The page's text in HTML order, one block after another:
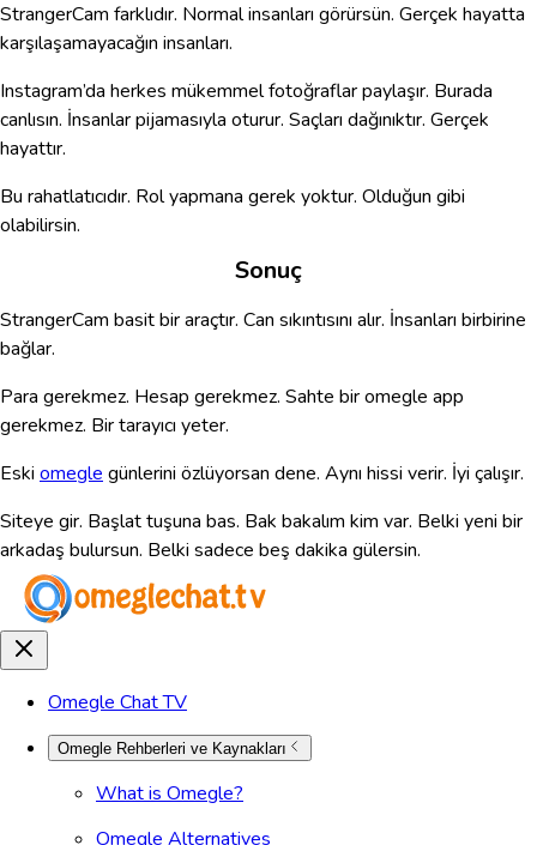
StrangerCam farklıdır. Normal insanları görürsün. Gerçek hayatta
karşılaşamayacağın insanları.
Instagram’da herkes mükemmel fotoğraflar paylaşır. Burada
canlısın. İnsanlar pijamasıyla oturur. Saçları dağınıktır. Gerçek
hayattır.
Bu rahatlatıcıdır. Rol yapmana gerek yoktur. Olduğun gibi
olabilirsin.
Sonuç
StrangerCam basit bir araçtır. Can sıkıntısını alır. İnsanları birbirine
bağlar.
Para gerekmez. Hesap gerekmez. Sahte bir omegle app
gerekmez. Bir tarayıcı yeter.
Eski omegle günlerini özlüyorsan dene. Aynı hissi verir. İyi çalışır.
Siteye gir. Başlat tuşuna bas. Bak bakalım kim var. Belki yeni bir
arkadaş bulursun. Belki sadece beş dakika gülersin.
Omegle Chat TV
Omegle Rehberleri ve Kaynakları
What is Omegle?
Omegle Alternatives